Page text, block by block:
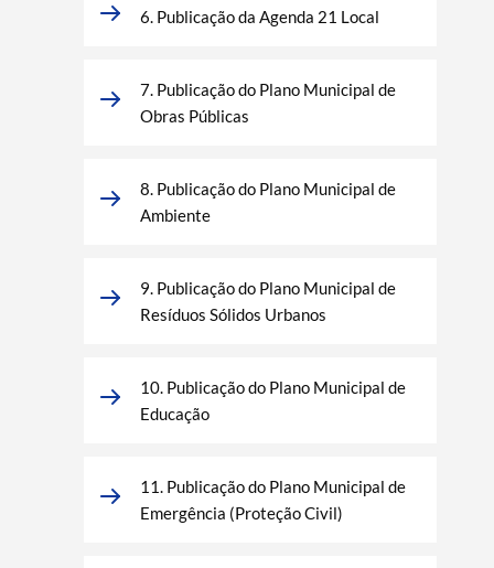
6. Publicação da Agenda 21 Local
7. Publicação do Plano Municipal de
Obras Públicas
8. Publicação do Plano Municipal de
Ambiente
9. Publicação do Plano Municipal de
Resíduos Sólidos Urbanos
10. Publicação do Plano Municipal de
Educação
11. Publicação do Plano Municipal de
Emergência (Proteção Civil)